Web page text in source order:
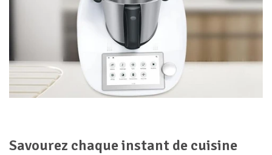
Savourez chaque instant de cuisine